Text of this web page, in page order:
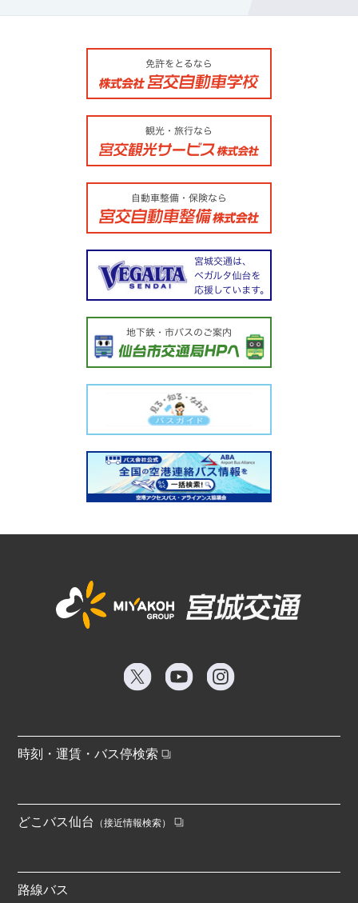
時刻・運賃・バス停検索
どこバス仙台 （接近情報検索）
路線バス